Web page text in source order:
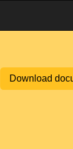
Download